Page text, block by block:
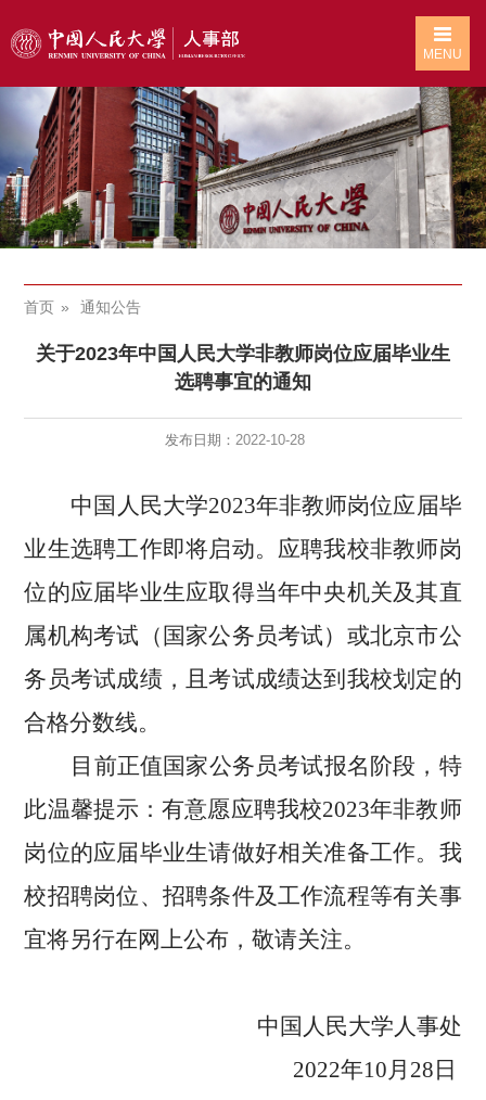
MENU
首页 通知公告
关于2023年中国人民大学非教师岗位应届毕业生
选聘事宜的通知
发布日期： 2022-10-28
中国人民大学2023年非教师岗位应届毕
业生选聘工作即将启动。应聘我校非教师岗
位的应届毕业生应取得当年中央机关及其直
属机构考试（国家公务员考试）或北京市公
务员考试成绩，且考试成绩达到我校划定的
合格分数线。
目前正值国家公务员考试报名阶段，特
此温馨提示：有意愿应聘我校2023年非教师
岗位的应届毕业生请做好相关准备工作。我
校招聘岗位、招聘条件及工作流程等有关事
宜将另行在网上公布，敬请关注。
中国人民大学人事处
2022年10月 28 日